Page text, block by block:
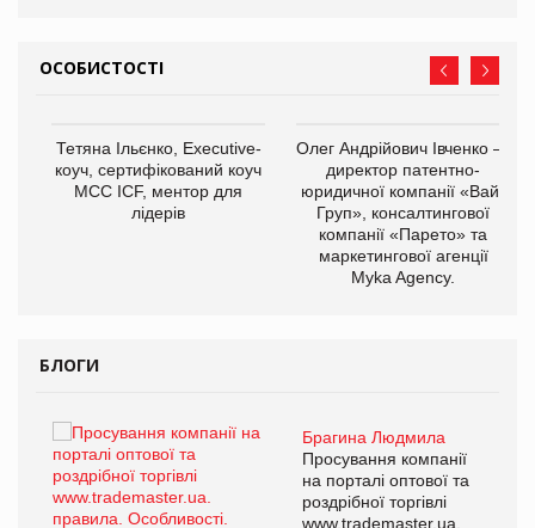
ОСОБИСТОСТІ
Тетяна Ільєнко, Executive-
коуч, сертифікований коуч
МСС ICF, ментор для
лідерів
Олег Андрійович Івченко —
директор патентно-
юридичної компанії «Вайз
Груп», консалтингової
компанії «Парето» та
маркетингової агенції
Myka Agency.
БЛОГИ
Брагина Людмила
Просування компанії
на порталі оптової та
роздрібної торгівлі
www.trademaster.ua.